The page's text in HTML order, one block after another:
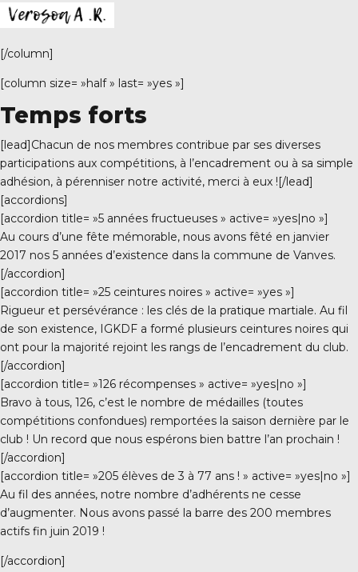
[/column]
[column size= »half » last= »yes »]
Temps forts
[lead]Chacun de nos membres contribue par ses diverses
participations aux compétitions, à l’encadrement ou à sa simple
adhésion, à pérenniser notre activité, merci à eux ![/lead]
[accordions]
[accordion title= »5 années fructueuses » active= »yes|no »]
Au cours d’une fête mémorable, nous avons fêté en janvier
2017 nos 5 années d’existence dans la commune de Vanves.
[/accordion]
[accordion title= »25 ceintures noires » active= »yes »]
Rigueur et persévérance : les clés de la pratique martiale. Au fil
de son existence, IGKDF a formé plusieurs ceintures noires qui
ont pour la majorité rejoint les rangs de l’encadrement du club.
[/accordion]
[accordion title= »126 récompenses » active= »yes|no »]
Bravo à tous, 126, c’est le nombre de médailles (toutes
compétitions confondues) remportées la saison dernière par le
club ! Un record que nous espérons bien battre l’an prochain !
[/accordion]
[accordion title= »205 élèves de 3 à 77 ans ! » active= »yes|no »]
Au fil des années, notre nombre d’adhérents ne cesse
d’augmenter. Nous avons passé la barre des 200 membres
actifs fin juin 2019 !
[/accordion]